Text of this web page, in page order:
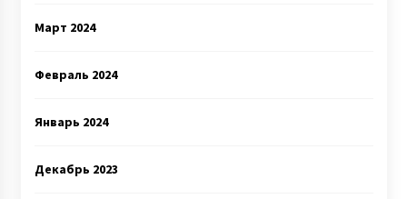
Март 2024
Февраль 2024
Январь 2024
Декабрь 2023